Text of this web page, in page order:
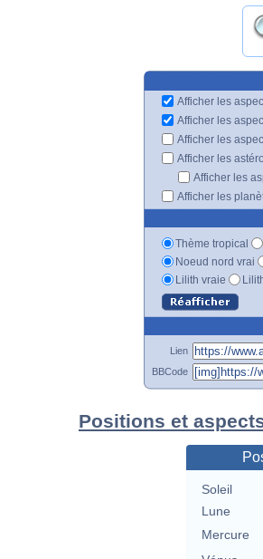
Afficher les
Afficher les
Afficher les
Afficher les
Afficher les
Afficher les
Thème tropical
Noeud nord vrai
Lilith vraie
Lien
BBCode
Positions et
Soleil
Lune
Mercure